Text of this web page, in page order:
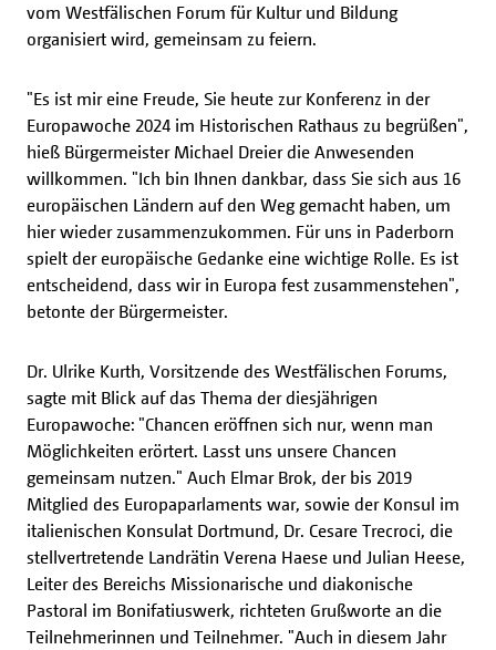
vom Westfälischen Forum für Kultur und Bildung
organisiert wird, gemeinsam zu feiern.
"Es ist mir eine Freude, Sie heute zur Konferenz in der
Europawoche 2024 im Historischen Rathaus zu begrüßen",
hieß Bürgermeister Michael Dreier die Anwesenden
willkommen. "Ich bin Ihnen dankbar, dass Sie sich aus 16
europäischen Ländern auf den Weg gemacht haben, um
hier wieder zusammenzukommen. Für uns in Paderborn
spielt der europäische Gedanke eine wichtige Rolle. Es ist
entscheidend, dass wir in Europa fest zusammenstehen",
betonte der Bürgermeister.
Dr. Ulrike Kurth, Vorsitzende des Westfälischen Forums,
sagte mit Blick auf das Thema der diesjährigen
Europawoche: "Chancen eröffnen sich nur, wenn man
Möglichkeiten erörtert. Lasst uns unsere Chancen
gemeinsam nutzen." Auch Elmar Brok, der bis 2019
Mitglied des Europaparlaments war, sowie der Konsul im
italienischen Konsulat Dortmund, Dr. Cesare Trecroci, die
stellvertretende Landrätin Verena Haese und Julian Heese,
Leiter des Bereichs Missionarische und diakonische
Pastoral im Bonifatiuswerk, richteten Grußworte an die
Teilnehmerinnen und Teilnehmer. "Auch in diesem Jahr